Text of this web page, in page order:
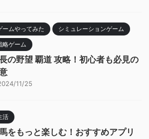
ームやってみた シミュレーションゲーム
略ゲーム
の野望 覇道 攻略！初心者も必見の
11/25
活
をもっと楽しむ！おすすめアプリ